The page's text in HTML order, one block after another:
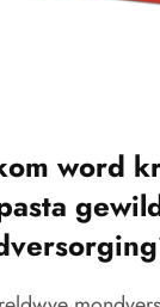
word